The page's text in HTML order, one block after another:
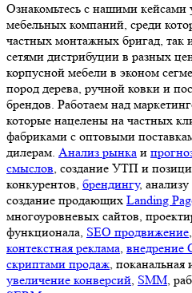
Ознакомьтесь с нашими кейсами
мебельных компаний, среди
частных монтажных бригад, так
сетями дистрибуции в разных
корпусной мебели в эконом
пород дерева, ручной ковки и
брендов. Работаем над
которые нацелены на частных
фабриками с оптовыми
дилерам. Анализ рынка и
смыслов, создание УТП и
конкурентов, брендингу, анализу
создание продающих Landing
многоуровневых сайтов,
функционала, SEO продвижение,
контекстная реклама, внедрение
скриптами продаж, поканальная
увеличение конверсий, SMM,